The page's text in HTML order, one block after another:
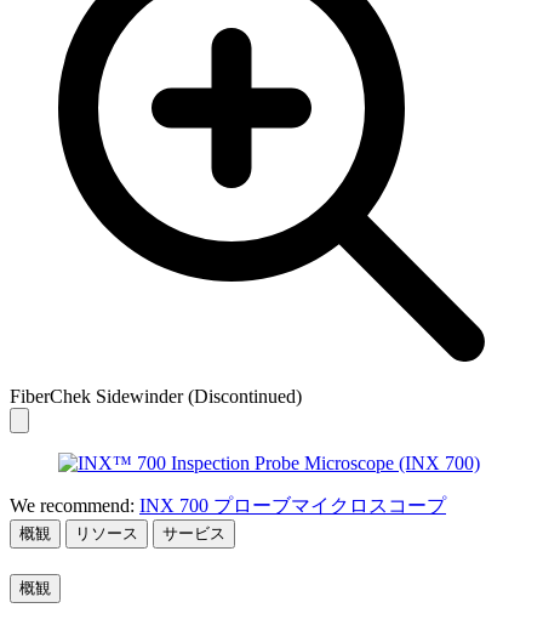
FiberChek Sidewinder (Discontinued)
We recommend: INX 700 プローブマイクロスコープ
概観 リソース サービス
概観